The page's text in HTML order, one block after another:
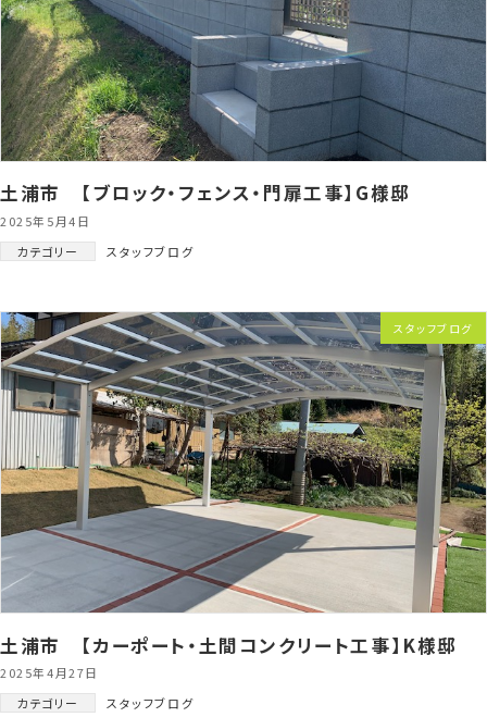
土浦市 【ブロック・フェンス・門扉工事】G様邸
2025年5月4日
カテゴリー
スタッフブログ
スタッフブログ
土浦市 【カーポート・土間コンクリート工事】K様邸
2025年4月27日
カテゴリー
スタッフブログ